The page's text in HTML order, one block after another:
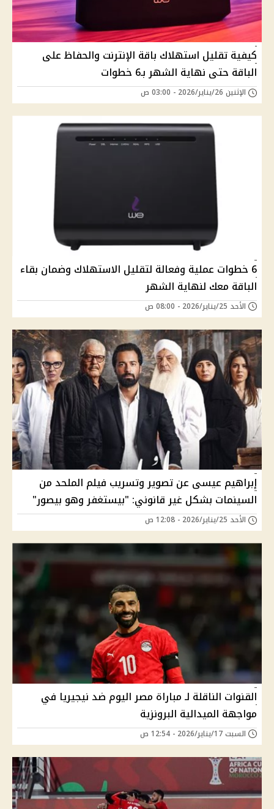
كيفية تقليل استهلاك باقة الإنترنت والحفاظ على
الباقة حتى نهاية الشهر بـ6 خطوات
الإثنين 26/يناير/2026 - 03:00 ص
6 خطوات عملية وفعالة لتقليل الاستهلاك وضمان بقاء
الباقة معك لنهاية الشهر
الأحد 25/يناير/2026 - 08:00 ص
إبراهيم عيسى عن تصوير وتسريب فيلم الملحد من
السينمات بشكل غير قانوني: "بيستغفر وهو بيصور"
الأحد 25/يناير/2026 - 12:08 ص
القنوات الناقلة لـ مباراة مصر اليوم ضد نيجيريا في
مواجهة الميدالية البرونزية
السبت 17/يناير/2026 - 12:54 ص